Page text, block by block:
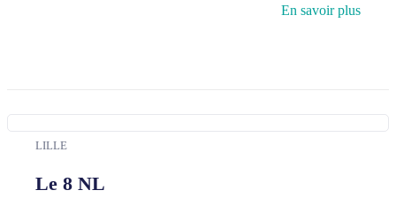
En savoir plus
LILLE
Le 8 NL